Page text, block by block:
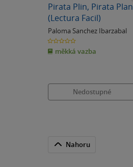
Pirata Plin, Pirata Plan
(Lectura Facil)
Paloma Sanchez Ibarzabal
0.0
z
5
hvězdiček
měkká vazba
Nedostupné
Nahoru